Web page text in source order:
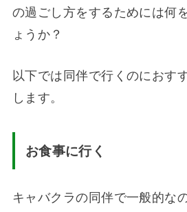
の過ごし方をするためには何
ょうか？
以下では同伴で行くのにおす
します。
お食事に行く
キャバクラの同伴で一般的な